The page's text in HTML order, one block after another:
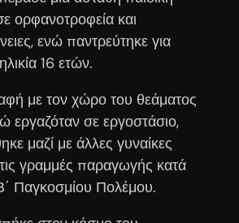
ορφανοτροφεία και
ενώ παντρεύτηκε για
16 ετών.
με τον χώρο του θεάματος
εργαζόταν σε εργοστάσιο,
μαζί με άλλες γυναίκες
γραμμές παραγωγής κατά
Παγκοσμίου Πολέμου.